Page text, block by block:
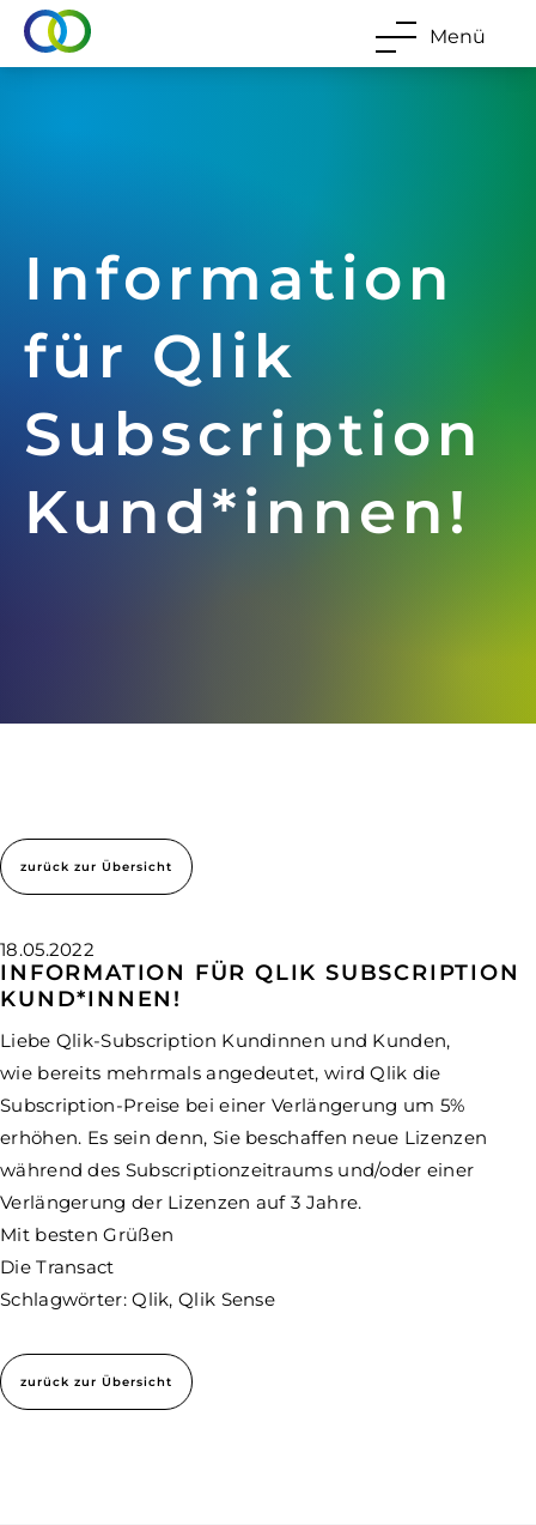
Menü
Information
für Qlik
Subscription
Kund*innen!
zurück zur Übersicht
18.05.2022
INFORMATION FÜR QLIK SUBSCRIPTION
KUND*INNEN!
Liebe Qlik-Subscription Kundinnen und Kunden,
wie bereits mehrmals angedeutet, wird Qlik die
Subscription-Preise bei einer Verlängerung um 5%
erhöhen. Es sein denn, Sie beschaffen neue Lizenzen
während des Subscriptionzeitraums und/oder einer
Verlängerung der Lizenzen auf 3 Jahre.
Mit besten Grüßen
Die Transact
Schlagwörter: Qlik, Qlik Sense
zurück zur Übersicht